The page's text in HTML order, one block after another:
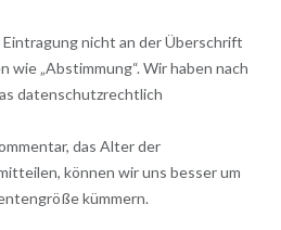
Eintragung nicht an der Überschrift
wie „Abstimmung“. Wir haben nach
datenschutzrechtlich
das Alter der
können wir uns besser um
kümmern.